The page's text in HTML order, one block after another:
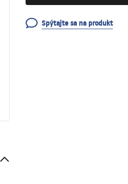
Spýtajte sa na produkt